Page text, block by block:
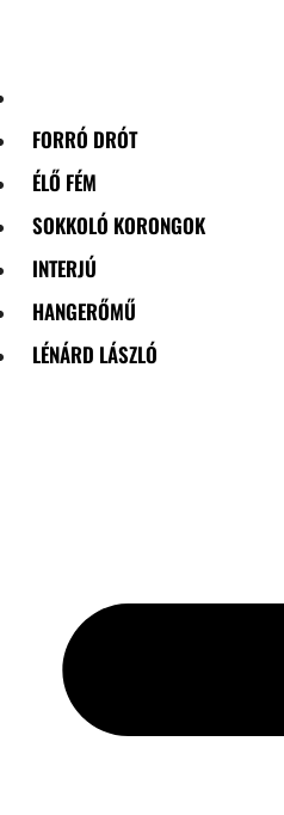
FORRÓ DRÓT
ÉLŐ FÉM
SOKKOLÓ KORONGOK
INTERJÚ
HANGERŐMŰ
LÉNÁRD LÁSZLÓ